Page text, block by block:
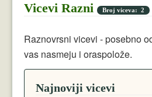
Vicevi Razni Broj viceva: 2
Raznovrsni vicevi - posebno
vas nasmeju i oraspolože.
Najnoviji vicevi